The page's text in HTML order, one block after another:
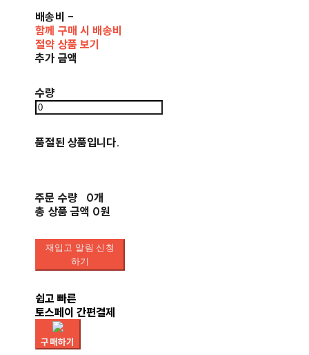
배송비 -
함께 구매 시 배송비
절약 상품 보기
추가 금액
수량
품절된 상품입니다.
주문 수량
0개
총 상품 금액 0원
재입고 알림 신청
하기
쉽고 빠른
토스페이 간편결제
구매하기